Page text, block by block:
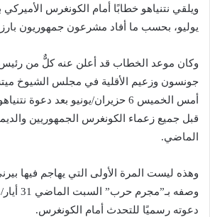
يوليو، بحسب ما أفاد مشرعون جمهوريون
وكان موعد الخطاب قد أعلن عنه كلٌّ من
جونسون وزعيم الأقلية في مجلس الشيوخ
أمس الخميس 6 حزيران/يونيو بعد
قبل جميع زعماء الكونغرس الجمهوريين
الماضي.
وهذه ليست المرة الأولى التي يهاجم فيها
وصفه
دعوته رسميًا للتحدث أمام الكونغرس.